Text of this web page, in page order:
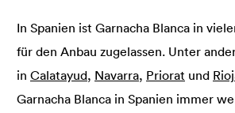
In Spanien ist Garnacha Blanca in
für den Anbau zugelassen. Unter
in Calatayud, Navarra, Priorat und
Garnacha Blanca in Spanien immer